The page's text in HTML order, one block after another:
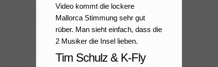
Video kommt die lockere
Mallorca Stimmung sehr gut
rüber. Man sieht einfach, dass die
2 Musiker die Insel lieben.
Tim Schulz & K-Fly